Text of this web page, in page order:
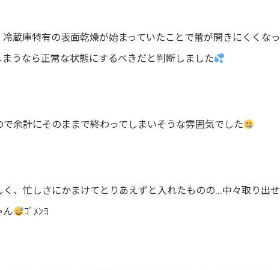
蔵庫特有の表面乾燥が始まっていたことで蕾が開きにくくなっ
うなら正常な状態にするべきだと判断しました
余計にそのままで終わってしまいそうな雰囲気でした
、忙しさにかまけてとりあえずと入れたものの…中々取り出せ
ん ｺﾞﾒﾝﾖ